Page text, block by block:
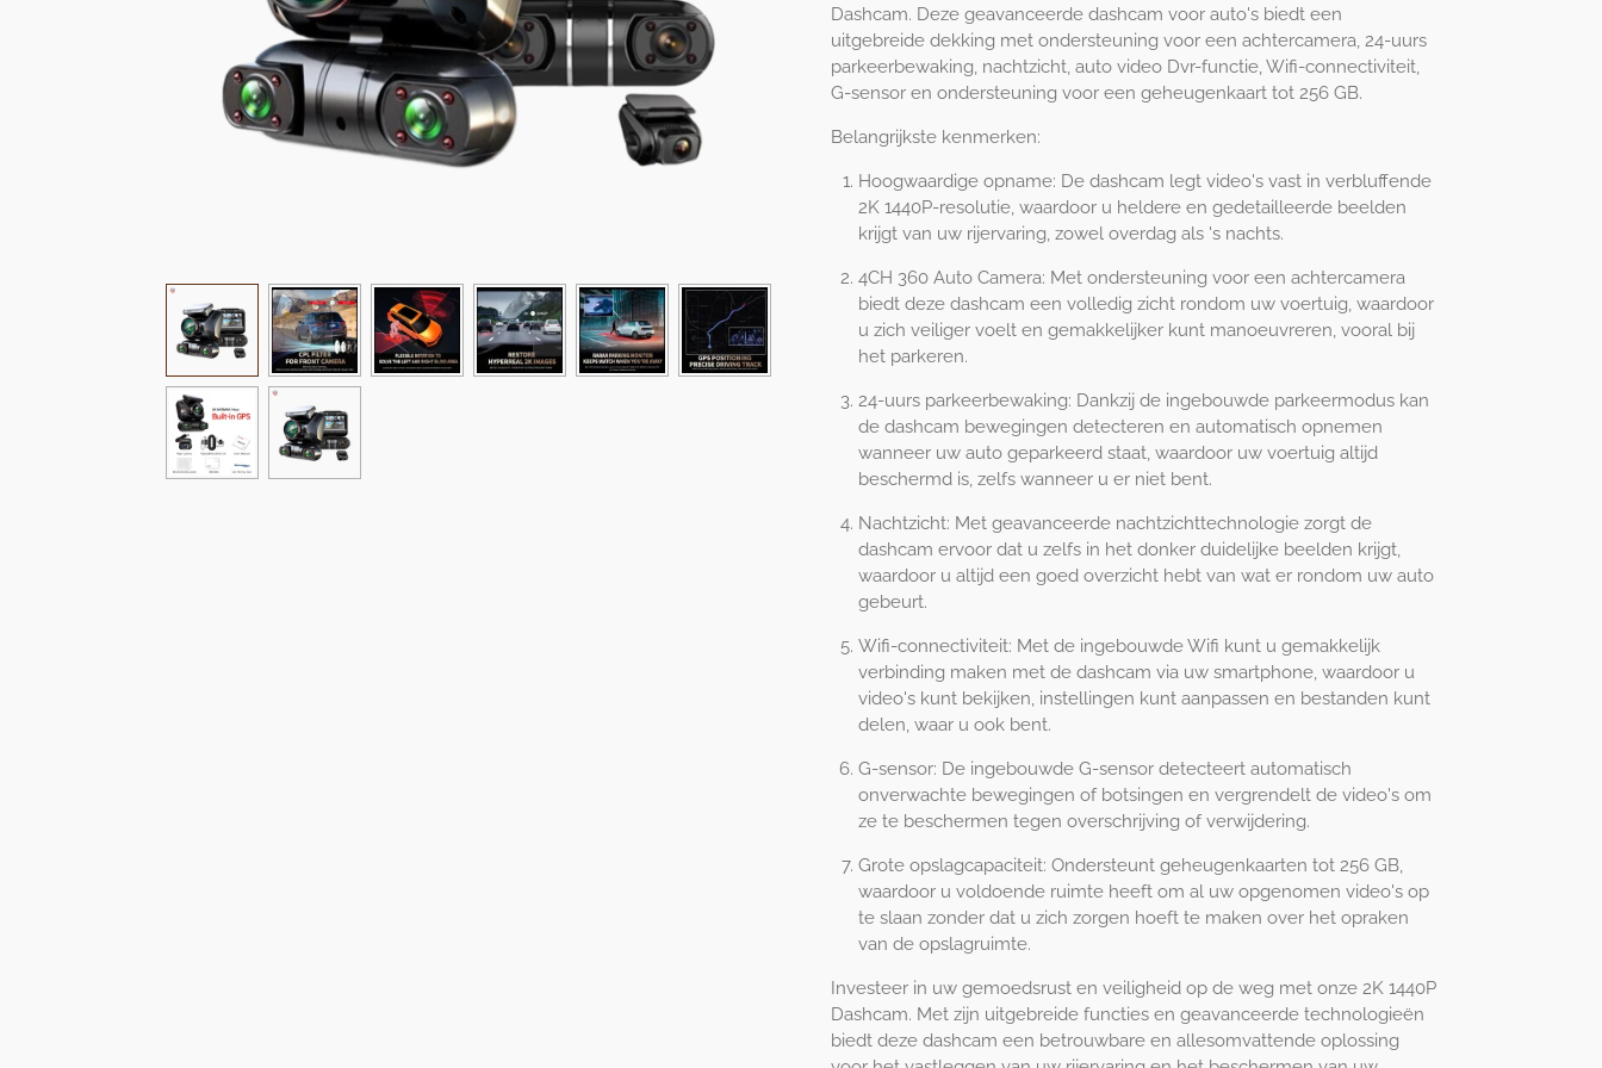
Dashcam. Deze geavanceerde dashcam voor auto's biedt een
uitgebreide dekking met ondersteuning voor een achtercamera, 24-uurs
parkeerbewaking, nachtzicht, auto video Dvr-functie, Wifi-connectiviteit,
G-sensor en ondersteuning voor een geheugenkaart tot 256 GB.
Belangrijkste kenmerken:
Hoogwaardige opname: De dashcam legt video's vast in verbluffende
2K 1440P-resolutie, waardoor u heldere en gedetailleerde beelden
krijgt van uw rijervaring, zowel overdag als 's nachts.
4CH 360 Auto Camera: Met ondersteuning voor een achtercamera
biedt deze dashcam een volledig zicht rondom uw voertuig, waardoor
u zich veiliger voelt en gemakkelijker kunt manoeuvreren, vooral bij
het parkeren.
24-uurs parkeerbewaking: Dankzij de ingebouwde parkeermodus kan
de dashcam bewegingen detecteren en automatisch opnemen
wanneer uw auto geparkeerd staat, waardoor uw voertuig altijd
beschermd is, zelfs wanneer u er niet bent.
Nachtzicht: Met geavanceerde nachtzichttechnologie zorgt de
dashcam ervoor dat u zelfs in het donker duidelijke beelden krijgt,
waardoor u altijd een goed overzicht hebt van wat er rondom uw auto
gebeurt.
Wifi-connectiviteit: Met de ingebouwde Wifi kunt u gemakkelijk
verbinding maken met de dashcam via uw smartphone, waardoor u
video's kunt bekijken, instellingen kunt aanpassen en bestanden kunt
delen, waar u ook bent.
G-sensor: De ingebouwde G-sensor detecteert automatisch
onverwachte bewegingen of botsingen en vergrendelt de video's om
ze te beschermen tegen overschrijving of verwijdering.
Grote opslagcapaciteit: Ondersteunt geheugenkaarten tot 256 GB,
waardoor u voldoende ruimte heeft om al uw opgenomen video's op
te slaan zonder dat u zich zorgen hoeft te maken over het opraken
van de opslagruimte.
Investeer in uw gemoedsrust en veiligheid op de weg met onze 2K 1440P
Dashcam. Met zijn uitgebreide functies en geavanceerde technologieën
biedt deze dashcam een betrouwbare en allesomvattende oplossing